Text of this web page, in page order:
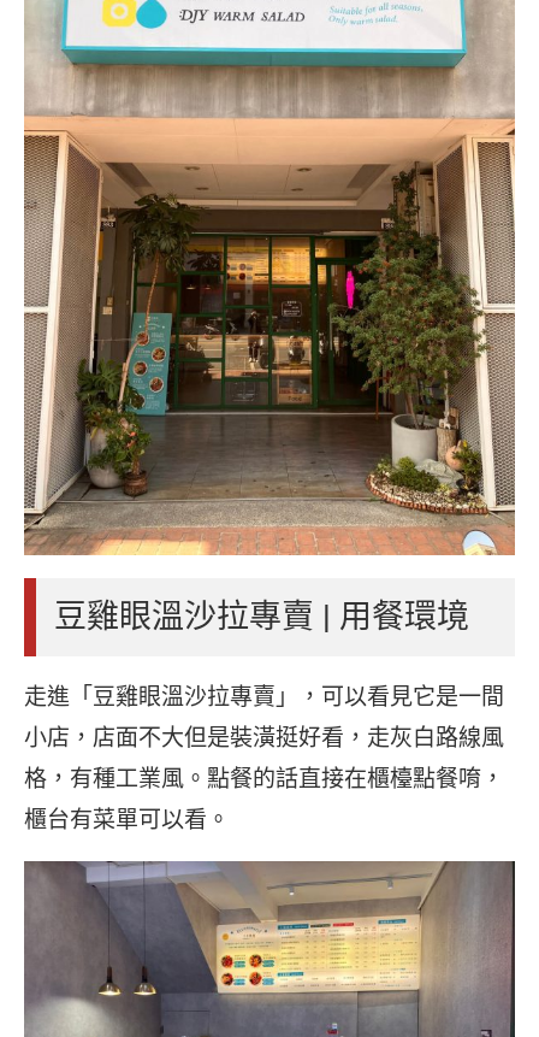
豆雞眼溫沙拉專賣 | 用餐環境
走進「豆雞眼溫沙拉專賣」，可以看見它是一間
小店，店面不大但是裝潢挺好看，走灰白路線風
格，有種工業風。點餐的話直接在櫃檯點餐唷，
櫃台有菜單可以看。